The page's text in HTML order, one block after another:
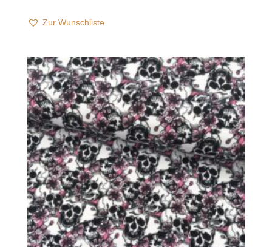
Zur Wunschliste